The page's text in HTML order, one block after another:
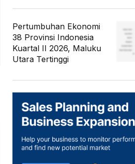
Pertumbuhan Ekonomi
38 Provinsi Indonesia
Kuartal II 2026, Maluku
Utara Tertinggi